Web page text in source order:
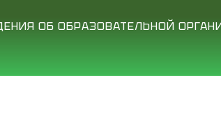
ОБ ОБРАЗОВАТЕЛЬНОЙ